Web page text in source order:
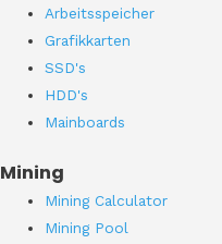
Arbeitsspeicher
Grafikkarten
SSD's
HDD's
Mainboards
Mining
Mining Calculator
Mining Pool